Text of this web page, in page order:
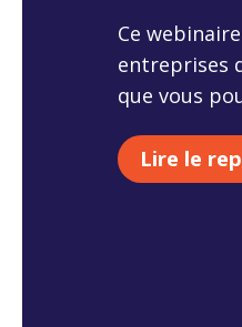
Ce
entreprises
que vous
Lire le